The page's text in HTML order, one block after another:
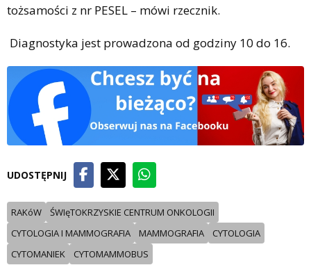
tożsamości z nr PESEL – mówi rzecznik.
Diagnostyka jest prowadzona od godziny 10 do 16.
UDOSTĘPNIJ
RAKóW
ŚWIęTOKRZYSKIE CENTRUM ONKOLOGII
CYTOLOGIA I MAMMOGRAFIA
MAMMOGRAFIA
CYTOLOGIA
CYTOMANIEK
CYTOMAMMOBUS